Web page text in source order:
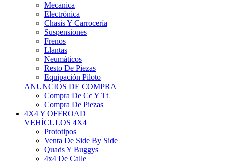
Mecanica
Electrónica
Chasis Y Carrocería
Suspensiones
Frenos
Llantas
Neumáticos
Resto De Piezas
Equipación Piloto
ANUNCIOS DE COMPRA
Compra De Cc Y Tt
Compra De Piezas
4X4 Y OFFROAD
VEHÍCULOS 4X4
Prototipos
Venta De Side By Side
Quads Y Buggys
4x4 De Calle